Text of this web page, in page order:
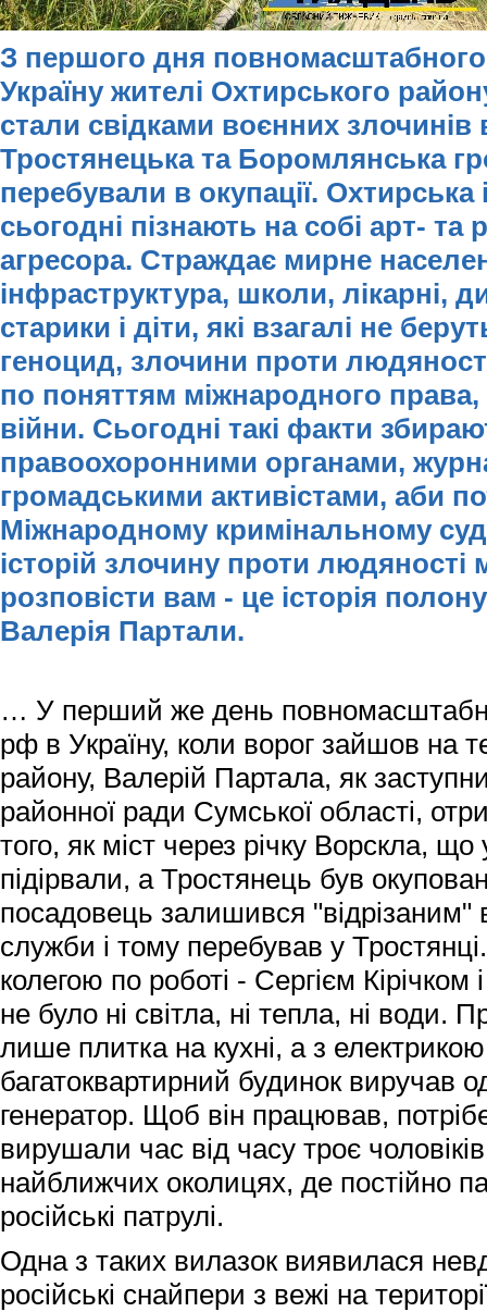
З першого дня
Україну жителі Охтирського
стали свідками воєнних злочинів
Тростянецька та Боромлянська
перебували в окупації. Охтирська
сьогодні пізнають на собі арт- та
агресора. Страждає мирне
інфраструктура, школи, лікарні,
старики і діти, які взагалі не
геноцид, злочини проти
по поняттям міжнародного права,
війни. Сьогодні такі факти
правоохоронними органами,
громадськими активістами, аби
Міжнародному кримінальному
історій злочину проти людяності
розповісти вам - це історія
Валерія Партали.
… У перший же день
рф в Україну, коли ворог зайшов на
району, Валерій Партала, як
районної ради Сумської області,
того, як міст через річку Ворскла,
підірвали, а Тростянець був
посадовець залишився "відрізаним"
служби і тому перебував у
колегою по роботі - Сергієм Кірічком
не було ні світла, ні тепла, ні води.
лише плитка на кухні, а з електрикою
багатоквартирний будинок виручав
генератор. Щоб він працював,
вирушали час від часу троє
найближчих околицях, де постійно
російські патрулі.
Одна з таких вилазок виявилася
російські снайпери з вежі на